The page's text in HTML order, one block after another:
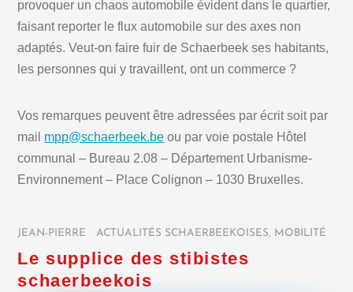
provoquer un chaos automobile évident dans le quartier,
faisant reporter le flux automobile sur des axes non
adaptés. Veut-on faire fuir de Schaerbeek ses habitants,
les personnes qui y travaillent, ont un commerce ?
Vos remarques peuvent être adressées par écrit soit par
mail mpp@schaerbeek.be ou par voie postale Hôtel
communal – Bureau 2.08 – Département Urbanisme-
Environnement – Place Colignon – 1030 Bruxelles.
JEAN-PIERRE ACTUALITÉS SCHAERBEEKOISES, MOBILITÉ
Le supplice des stibistes
schaerbeekois